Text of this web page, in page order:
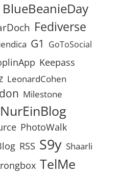
BlueBeanieDay
Fediverse
G1 GoToSocial
Keepass
LeonardCohen
Milestone
NurEinBlog
PhotoWalk
RSS S9y Shaarli
TelMe